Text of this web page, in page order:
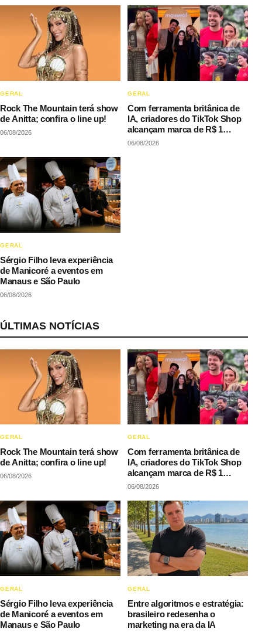
GERAL
Rock The Mountain terá show
de Anitta; confira o line up!
06/08/2026
GERAL
Com ferramenta britânica de
IA, criadores do TikTok Shop
alcançam marca de R$ 1
milhão em vendas sem
06/08/2026
GERAL
Sérgio Filho leva experiência
de Manicoré a eventos em
Manaus e São Paulo
06/08/2026
ÚLTIMAS NOTÍCIAS
GERAL
Rock The Mountain terá show
de Anitta; confira o line up!
06/08/2026
GERAL
Com ferramenta britânica de
IA, criadores do TikTok Shop
alcançam marca de R$ 1
milhão em vendas sem
06/08/2026
GERAL
Sérgio Filho leva experiência
de Manicoré a eventos em
Manaus e São Paulo
GERAL
Entre algoritmos e estratégia:
brasileiro redesenha o
marketing na era da IA